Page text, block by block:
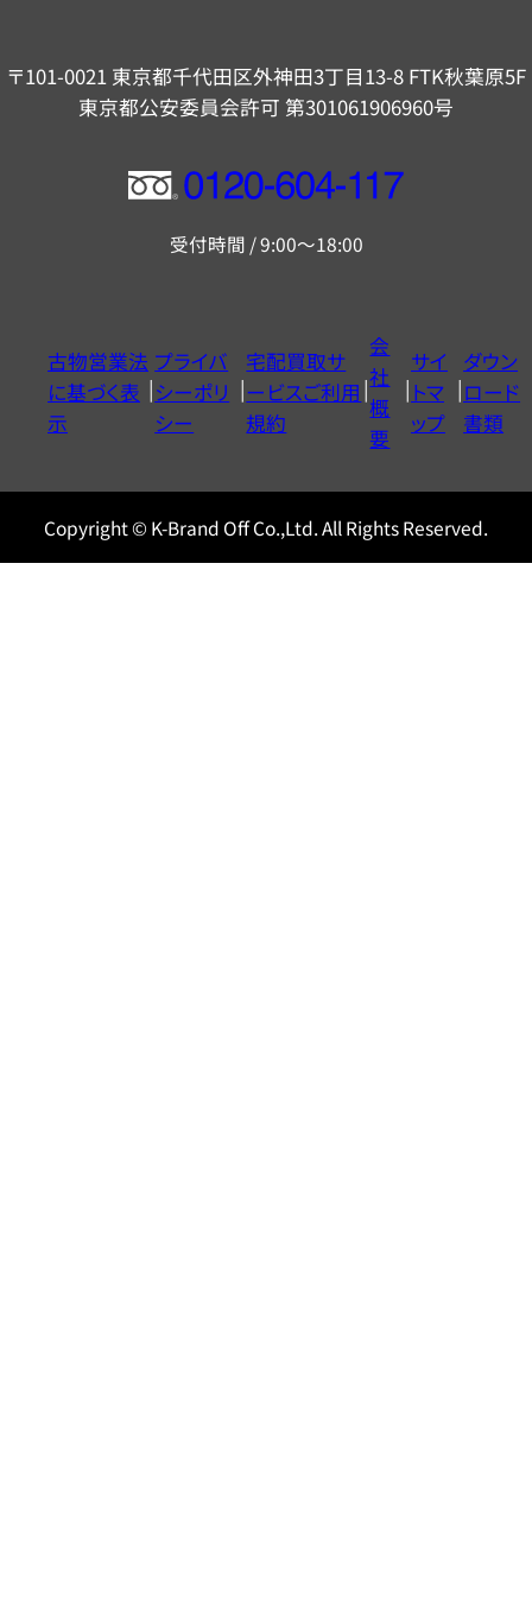
〒101-0021 東京都千代田区外神田3丁目13-8 FTK秋葉原5F
東京都公安委員会許可 第301061906960号
フ
ー
ヤ
ル
0120604117
受付時間 / 9:00～18:00
古物営業法
に基づく表
示
プライバ
シーポリ
シー
宅配買取サ
ービスご利用
規約
会
社
概
要
サイ
トマ
ップ
ダウン
ロード
書類
Copyright © K-Brand Off Co.,Ltd. All Rights Reserved.